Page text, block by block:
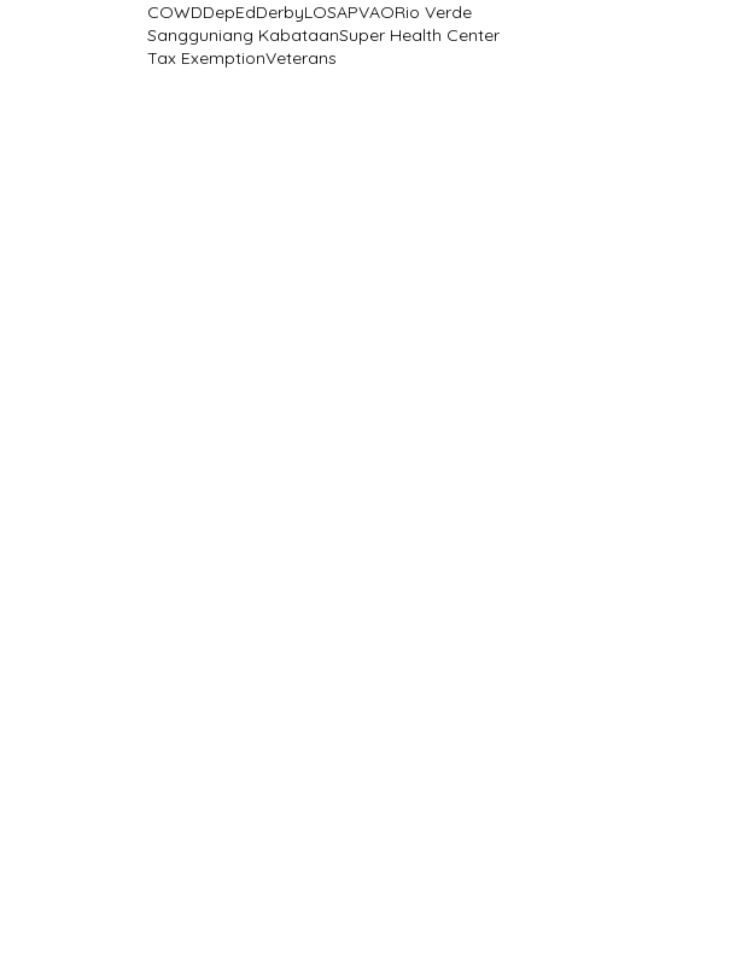
COWDDepEdDerbyLOSAPVAORio Verde
Sangguniang KabataanSuper Health Center
Tax ExemptionVeterans